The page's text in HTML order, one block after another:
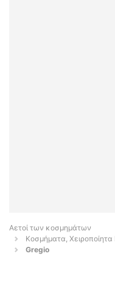
Αετοί των κοσμημάτων
Κοσμήματα,
Gregio